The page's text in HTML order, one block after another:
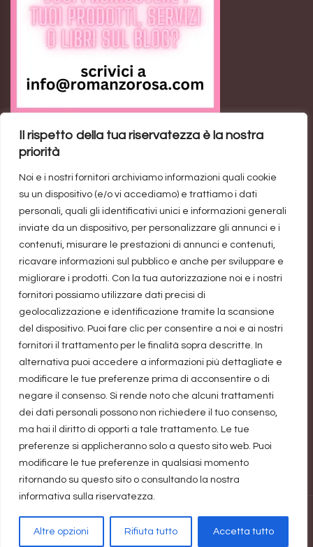
Il rispetto della tua riservatezza è la nostra
priorità
Noi e i nostri fornitori archiviamo informazioni quali cookie
su un dispositivo (e/o vi accediamo) e trattiamo i dati
personali, quali gli identificativi unici e informazioni generali
inviate da un dispositivo, per personalizzare gli annunci e i
contenuti, misurare le prestazioni di annunci e contenuti,
ricavare informazioni sul pubblico e anche per sviluppare e
migliorare i prodotti. Con la tua autorizzazione noi e i nostri
fornitori possiamo utilizzare dati precisi di
geolocalizzazione e identificazione tramite la scansione
del dispositivo. Puoi fare clic per consentire a noi e ai nostri
fornitori il trattamento per le finalità sopra descritte. In
alternativa puoi accedere a informazioni più dettagliate e
modificare le tue preferenze prima di acconsentire o di
negare il consenso. Si rende noto che alcuni trattamenti
dei dati personali possono non richiedere il tuo consenso,
ma hai il diritto di opporti a tale trattamento. Le tue
preferenze si applicheranno solo a questo sito web. Puoi
modificare le tue preferenze in qualsiasi momento
ritornando su questo sito o consultando la nostra
informativa sulla riservatezza.
Altre opzioni Rifiuta tutto Accetta tutto
Feed RSS
Ann the Loser: il romance contemporaneo sulla
rivincita personale
Trend di vendite del genere rosa: un’industria da un
miliardo di dollari
Precisazione
Il blog guadagna una piccolissima percentuale
sulle vendite realizzate attraverso i link. Non ci
diventiamo ricche, ma aiuta a pagare le spese di
registrazione dominio e spazio hosting. Quindi
grazie a chi li utilizzerà, sostenendoci.
realizzato da Marina Galatioto©2026 tutti i diritti riservati -
Privacy Policy